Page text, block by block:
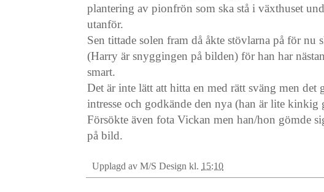
plantering av pionfrön som ska stå i växthuset
utanför.
Sen tittade solen fram då åkte stövlarna på för
(Harry är snyggingen på bilden) för han har
smart.
Det är inte lätt att hitta en med rätt sväng men
intresse och godkände den nya (han är lite kinkig
Försökte även fota Vickan men han/hon gömde
på bild.
Upplagd av M/S Design kl. 15:10